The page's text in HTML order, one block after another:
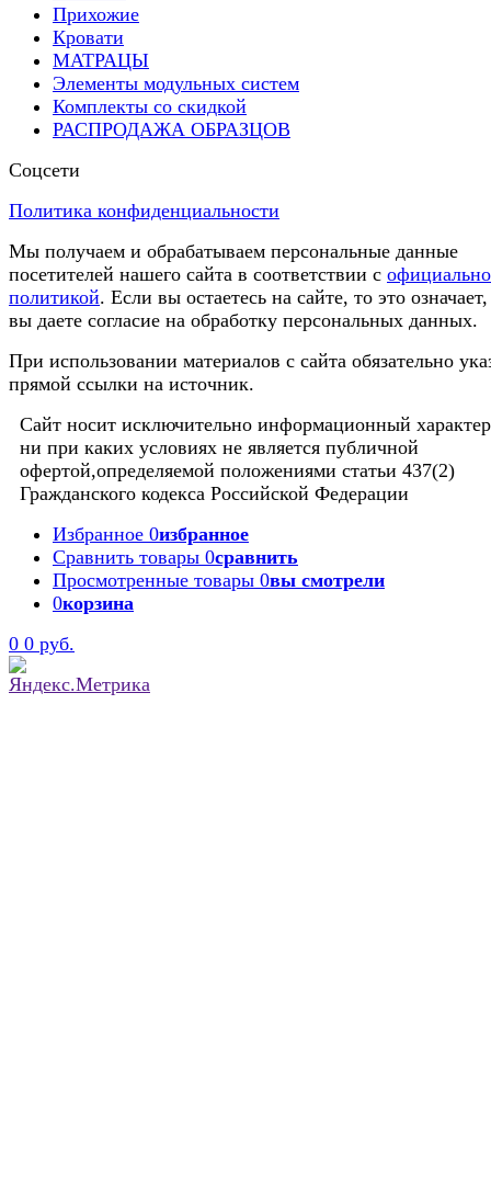
Прихожие
Кровати
МАТРАЦЫ
Элементы модульных систем
Комплекты со скидкой
РАСПРОДАЖА ОБРАЗЦОВ
Соцсети
Политика конфиденциальности
Мы получаем и обрабатываем персональные данные
посетителей нашего сайта в соответствии с
политикой. Если вы остаетесь на сайте, то это
вы даете согласие на обработку персональных данных.
При использовании материалов с сайта обязательно
прямой ссылки на источник.
Сайт носит исключительно информационный
ни при каких условиях не является публичной
офертой,определяемой положениями статьи 437(2)
Гражданского кодекса Российской Федерации
Избранное 0избранное
Сравнить товары 0сравнить
Просмотренные товары 0вы смотрели
0корзина
0 0 руб.